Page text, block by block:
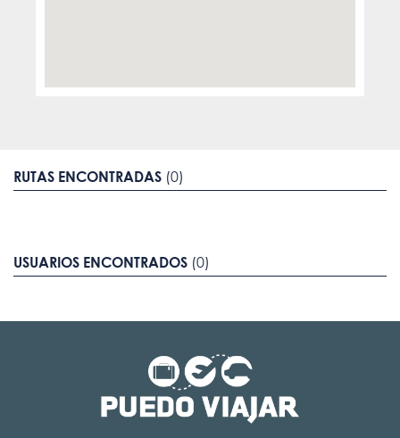
RUTAS ENCONTRADAS (0)
USUARIOS ENCONTRADOS (0)